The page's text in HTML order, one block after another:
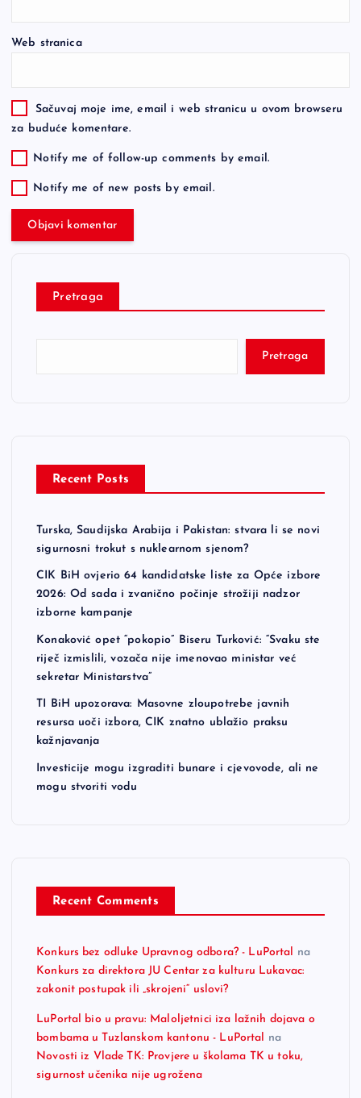
Web stranica
Sačuvaj moje ime, email i web stranicu u ovom browseru
za buduće komentare.
Notify me of follow-up comments by email.
Notify me of new posts by email.
Pretraga
Pretraga
Recent Posts
Turska, Saudijska Arabija i Pakistan: stvara li se novi
sigurnosni trokut s nuklearnom sjenom?
CIK BiH ovjerio 64 kandidatske liste za Opće izbore
2026: Od sada i zvanično počinje strožiji nadzor
izborne kampanje
Konaković opet “pokopio” Biseru Turković: “Svaku ste
riječ izmislili, vozača nije imenovao ministar već
sekretar Ministarstva”
TI BiH upozorava: Masovne zloupotrebe javnih
resursa uoči izbora, CIK znatno ublažio praksu
kažnjavanja
Investicije mogu izgraditi bunare i cjevovode, ali ne
mogu stvoriti vodu
Recent Comments
Konkurs bez odluke Upravnog odbora? - LuPortal
na
Konkurs za direktora JU Centar za kulturu Lukavac:
zakonit postupak ili „skrojeni“ uslovi?
LuPortal bio u pravu: Maloljetnici iza lažnih dojava o
bombama u Tuzlanskom kantonu - LuPortal
na
Novosti iz Vlade TK: Provjere u školama TK u toku,
sigurnost učenika nije ugrožena